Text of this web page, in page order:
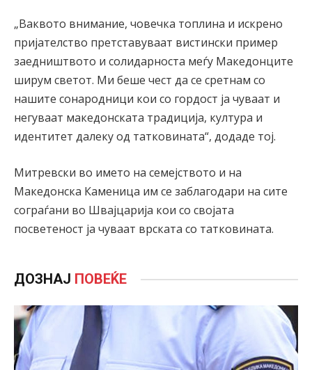
„Ваквото внимание, човечка топлина и искрено
пријателство претставуваат вистински пример
заедништвото и солидарноста меѓу Македонците
ширум светот. Ми беше чест да се сретнам со
нашите сонародници кои со гордост ја чуваат и
негуваат македонската традиција, култура и
идентитет далеку од татковината“, додаде тој.
Митревски во името на семејството и на
Македонска Каменица им се заблагодари на сите
сограѓани во Швајцарија кои со својата
посветеност ја чуваат врската со татковината.
ДОЗНАЈ ПОВЕЌЕ